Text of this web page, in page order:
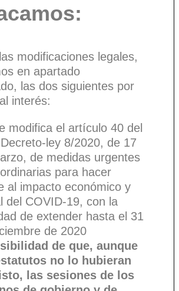
modificaciones legales,
en apartado
las dos siguientes por
interés:
modifica el artículo 40 del
ley 8/2020, de 17
de medidas urgentes
para hacer
al impacto económico y
del COVID-19, con la
de extender hasta el 31
de 2020
de que, aunque
no lo hubieran
las sesiones de los